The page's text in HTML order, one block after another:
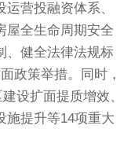
营投融资体系、
屋全生命周期安全
、健全法律法规标
政策举措。同时，
设扩面提质增效、
施提升等14项重大